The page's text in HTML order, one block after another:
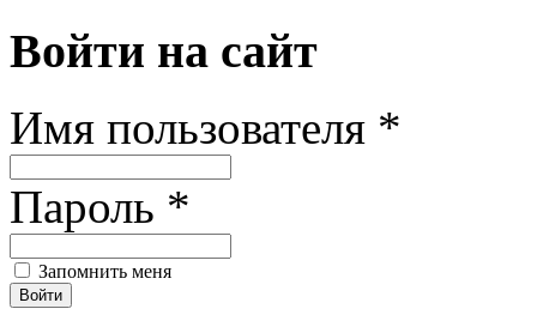
Войти на сайт
Имя пользователя *
Пароль *
Запомнить меня